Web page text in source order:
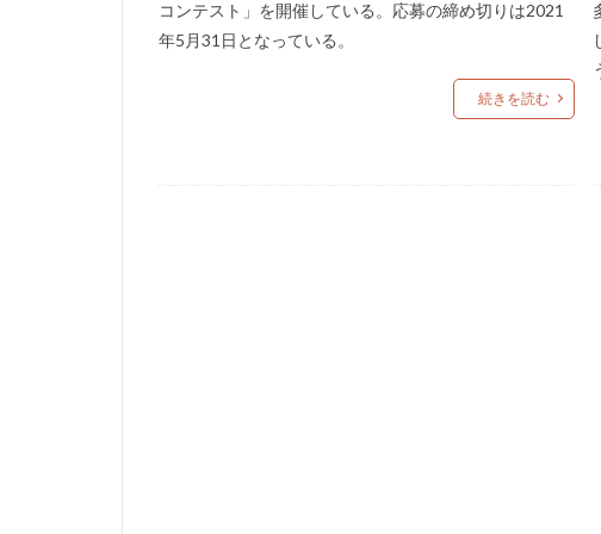
コンテスト」を開催している。応募の締め切りは2021
年5月31日となっている。
続きを読む